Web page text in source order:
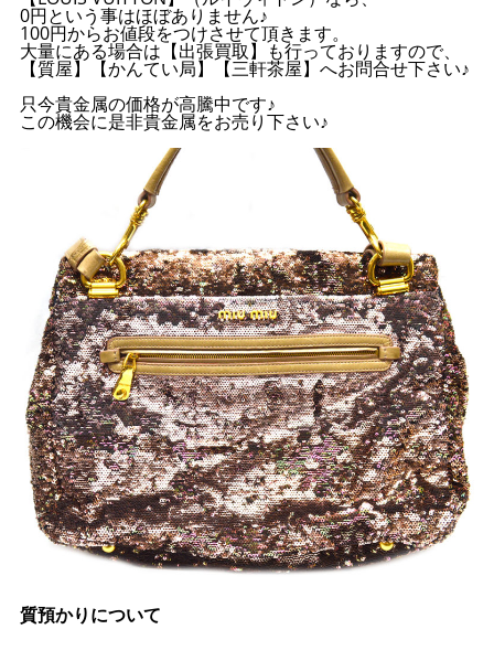
0円という事はほぼありません♪
100円からお値段をつけさせて頂きます。
大量にある場合は【出張買取】も行っておりますので、
【質屋】【かんてい局】【三軒茶屋】へお問合せ下さい♪
只今貴金属の価格が高騰中です♪
この機会に是非貴金属をお売り下さい♪
質預かりについて